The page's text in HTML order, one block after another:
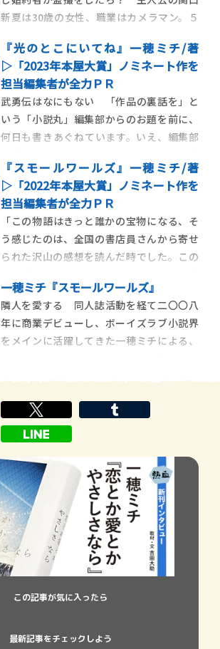
新夏は30歳の女性、職業はカメラマン。５
昨夜プロポーズをされた。幸せの絶頂だ。
彼との未来を思い描きながらまどろんでい
ると、突然電話が鳴る。電話の主は彼氏の
母親。息子が盗撮で捕まった……。母親は
沈んだ声でそう
『光のとこにいてね』一穂ミチ/著
▷「2023年本屋大賞」ノミネート作を
担当編集者が全力ＰＲ
武勇伝はなにもない 「作品の裏話を」と
いう「小説丸」編集部からのお題を前に、
何日も書きあぐねています。いえ、編集部
者が作家と出会い、原稿を依頼し、本が出
来るまでには種々のドラマがあるはずだ、
と。分かってはいるのですが、できずにい
ます。なぜなら、私にそんなドラマは一つ
もなかったからで
『スモールワールズ』一穂ミチ/著
▷「2022年本屋大賞」ノミネート作を
担当編集者が全力ＰＲ
「この物語はきっと誰かの宝物になる、そ
う感じたのは、全国の書店員さんから寄せ
られた沢山の感想を読んだ時でした。この
になりますように」これは『スモールワー
ルズ』の初版の帯に書いたキャッチコピー
です。刊行にむけたプロモーションとして、
プルーフ（簡易に製本した見本）を作り、全
一穂ミチ『スモールワールズ』
隣人を愛する 同人誌活動を経て二〇〇八
年に商業デビューし、ボーイズラブ小説界
をメインに活躍してきた一穂ミチによる、
よって綴られる人間ドラマであり、高品質な
ミステリーでもある。
この記事が気に入ったら
最新記事をチェックしよう